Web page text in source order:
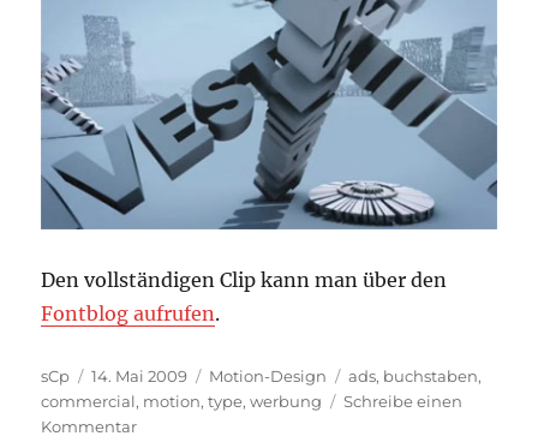
Den vollständigen Clip kann man über den
Fontblog aufrufen.
Autor
sCp
Veröffentlicht
am
14. Mai 2009 Kategorien
Motion-Design Schlagwörter
ads, buchstaben,
commercial, motion,type,werbung
Schreibe einen
Kommentarzu